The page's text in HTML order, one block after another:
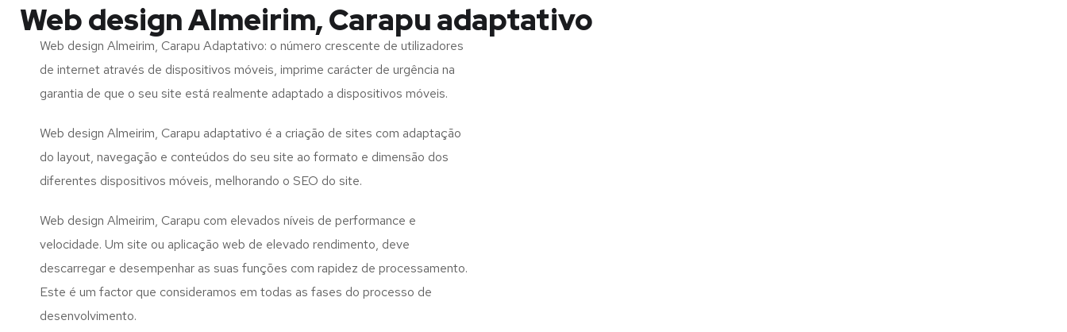
Web design Almeirim, Carapu adaptativo
Web design Almeirim, Carapu Adaptativo: o número crescente de utilizadores
de internet através de dispositivos móveis, imprime carácter de urgência na
garantia de que o seu site está realmente adaptado a dispositivos móveis.
Web design Almeirim, Carapu adaptativo é a criação de sites com adaptação
do layout, navegação e conteúdos do seu site ao formato e dimensão dos
diferentes dispositivos móveis, melhorando o SEO do site.
Web design Almeirim, Carapu com elevados níveis de performance e
velocidade. Um site ou aplicação web de elevado rendimento, deve
descarregar e desempenhar as suas funções com rapidez de processamento.
Este é um factor que consideramos em todas as fases do processo de
desenvolvimento.